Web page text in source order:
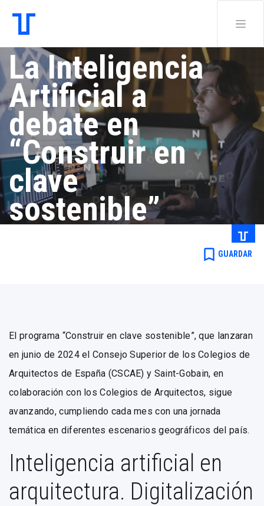
La Inteligencia
Artificial a
debate en
“Construir en
clave
sostenible”
bookmark_border GUARDAR
El programa “Construir en clave sostenible”, que lanzaran
en junio de 2024 el Consejo Superior de los Colegios de
Arquitectos de España (CSCAE) y Saint-Gobain, en
colaboración con los Colegios de Arquitectos, sigue
avanzando, cumpliendo cada mes con una jornada
temática en diferentes escenarios geográficos del país.
Inteligencia artificial en
arquitectura. Digitalización